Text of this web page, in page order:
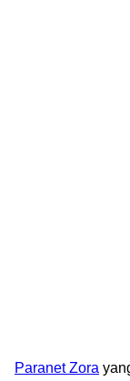
Paranet Zora